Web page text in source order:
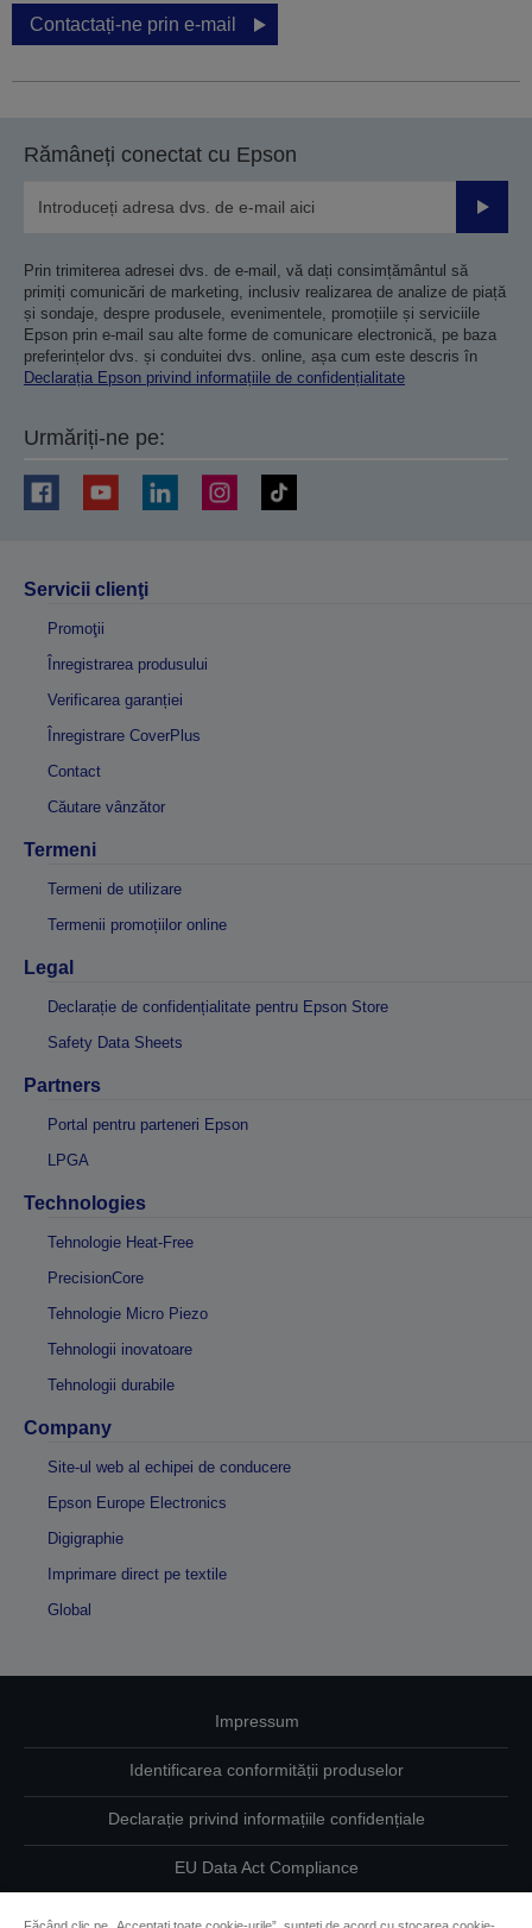
Contactați-ne prin e-mail
Rămâneți conectat cu Epson
Prin trimiterea adresei dvs. de e-mail, vă dați consimțământul să
primiți comunicări de marketing, inclusiv realizarea de analize de piață
și sondaje, despre produsele, evenimentele, promoțiile și serviciile
Epson prin e-mail sau alte forme de comunicare electronică, pe baza
preferințelor dvs. și conduitei dvs. online, așa cum este descris în
Declarația Epson privind informațiile de confidențialitate
Urmăriți-ne pe:
Servicii clienţi
Promoţii
Înregistrarea produsului
Verificarea garanției
Înregistrare CoverPlus
Contact
Căutare vânzător
Termeni
Termeni de utilizare
Termenii promoțiilor online
Legal
Declarație de confidențialitate pentru Epson Store
Safety Data Sheets
Partners
Portal pentru parteneri Epson
LPGA
Technologies
Tehnologie Heat-Free
PrecisionCore
Tehnologie Micro Piezo
Tehnologii inovatoare
Tehnologii durabile
Company
Site-ul web al echipei de conducere
Epson Europe Electronics
Digigraphie
Imprimare direct pe textile
Global
Impressum
Identificarea conformității produselor
Declarație privind informațiile confidențiale
EU Data Act Compliance